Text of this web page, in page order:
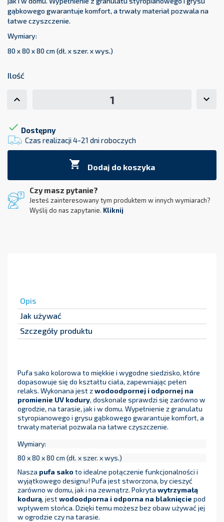
gąbkowego gwarantuje komfort, a trwały materiał pozwala na
łatwe czyszczenie.
Wymiary:
80 x 80 x 80 cm (dł. x szer. x wys.)
Ilość
 Dostępny
Czas realizacji 4-21 dni roboczych
 Dodaj do koszyka
Czy masz pytanie?
Jesteś zainteresowany tym produktem w innych wymiarach?
Wyślij do nas zapytanie. Kliknij
Opis
Jak używać
Szczegóły produktu
Pufa sako kolorowa to miękkie i wygodne siedzisko, które
dopasowuje się do kształtu ciała, zapewniając pełen
relaks. Wykonana jest zwodoodpornej i odpornej na
promienie UV kodury, doskonale sprawdzi się zarówno w
ogrodzie, na tarasie, jak i w domu. Wypełnienie z granulatu
styropianowego i grysu gąbkowego gwarantuje komfort, a
trwały materiał pozwala na łatwe czyszczenie.
Wymiary:
80 x 80 x 80 cm (dł. x szer. x wys.)
Nasza pufa sakoto idealne połączenie funkcjonalności i
wyjątkowego designu! Pufa jest stworzona, by cieszyć
zarówno w domu, jak i na zewnątrz. Pokryta wytrzymałą
kodurą, jestwodoodporna i odporna na blaknięcie pod
wpływem słońca. Dzięki temu możesz bez obaw używać jej
w ogrodzie czy na tarasie.